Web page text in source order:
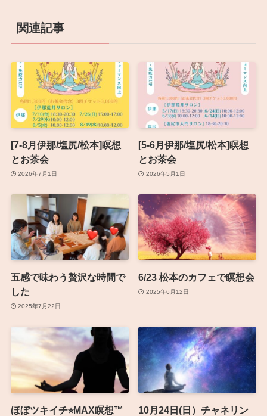
関連記事
[7-8月伊那/塩尻/松本]瞑想
とお茶会
2026年7月1日
[5-6月伊那/塩尻/松本]瞑想
とお茶会
2026年5月1日
五感で味わう贅沢な時間で
した
2025年7月22日
6/23 松本のカフェで瞑想会
2025年6月12日
ほぼツキイチ⭐︎MAX瞑想™️
10月24日(日）チャネリン